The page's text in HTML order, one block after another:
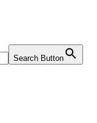
Search Button